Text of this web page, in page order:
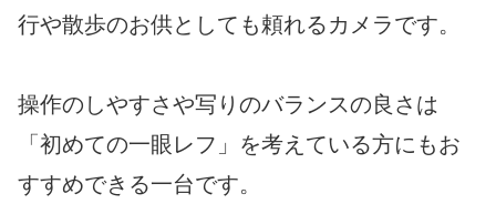
行や散歩のお供としても頼れるカメラです。
操作のしやすさや写りのバランスの良さは
「初めての一眼レフ」を考えている方にもお
すすめできる一台です。